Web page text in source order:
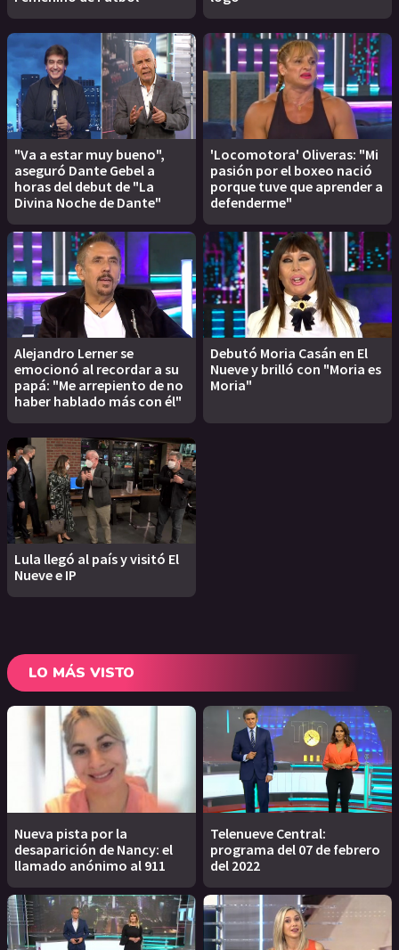
"Va a estar muy bueno",
aseguró Dante Gebel a
horas del debut de "La
Divina Noche de Dante"
'Locomotora' Oliveras: "Mi
pasión por el boxeo nació
porque tuve que aprender a
defenderme"
Alejandro Lerner se
emocionó al recordar a su
papá: "Me arrepiento de no
haber hablado más con él"
Debutó Moria Casán en El
Nueve y brilló con "Moria es
Moria"
Lula llegó al país y visitó El
Nueve e IP
LO MÁS VISTO
Nueva pista por la
desaparición de Nancy: el
llamado anónimo al 911
Telenueve Central:
programa del 07 de febrero
del 2022